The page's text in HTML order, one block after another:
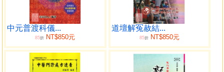
安龍奠土 序
安龍奠土科儀彩圖實況解析
安龓奠土請神科
正壹安龍奠土科儀
中元普渡科儀...
85折 NT$850元
道壇解冤赦結...
85折NT$850元